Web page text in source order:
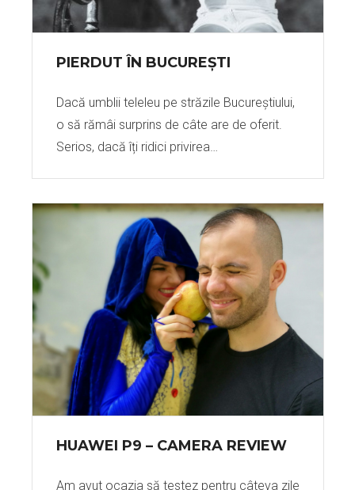
PIERDUT ÎN BUCUREȘTI
Dacă umblii teleleu pe străzile Bucureștiului,
o să rămâi surprins de câte are de oferit.
Serios, dacă îți ridici privirea…
HUAWEI P9 – CAMERA REVIEW
Am avut ocazia să testez pentru câteva zile